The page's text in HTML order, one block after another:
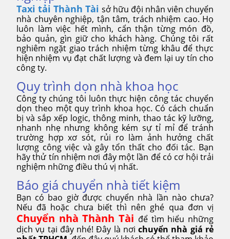
Taxi tải Thành Tài sở hữu đội nhân viên chuyển
nhà chuyên nghiệp, tận tâm, trách nhiệm cao. Họ
luôn làm việc hết mình, cẩn thận từng món đồ,
bảo quản, gìn giữ cho khách hàng. Chúng tôi rất
nghiêm ngặt giao trách nhiệm từng khâu để thực
hiện nhiệm vụ đạt chất lượng và đem lại uy tín cho
công ty.
Quy trình dọn nhà khoa học
Công ty chúng tôi luôn thực hiện công tác chuyển
dọn theo một quy trình khoa học. Có cách chuẩn
bị và sắp xếp logic, thông minh, thao tác kỹ lưỡng,
nhanh nhẹ nhưng không kém sự tỉ mỉ để tránh
trường hợp xơ sót, rủi ro làm ảnh hưởng chất
lượng công việc và gây tổn thất cho đối tác. Bạn
hãy thử tín nhiệm nơi đây một lần để có cơ hội trải
nghiệm những điều thú vị nhất.
Báo giá chuyển nhà tiết kiệm
Bạn có bao giờ được chuyển nhà lần nào chưa?
Nếu đã hoặc chưa biết thì nên ghé qua đơn vị
Chuyển nhà Thành Tài để tìm hiểu những
dịch vụ tại đây nhé! Đây là nơichuyển nhà giá rẻ